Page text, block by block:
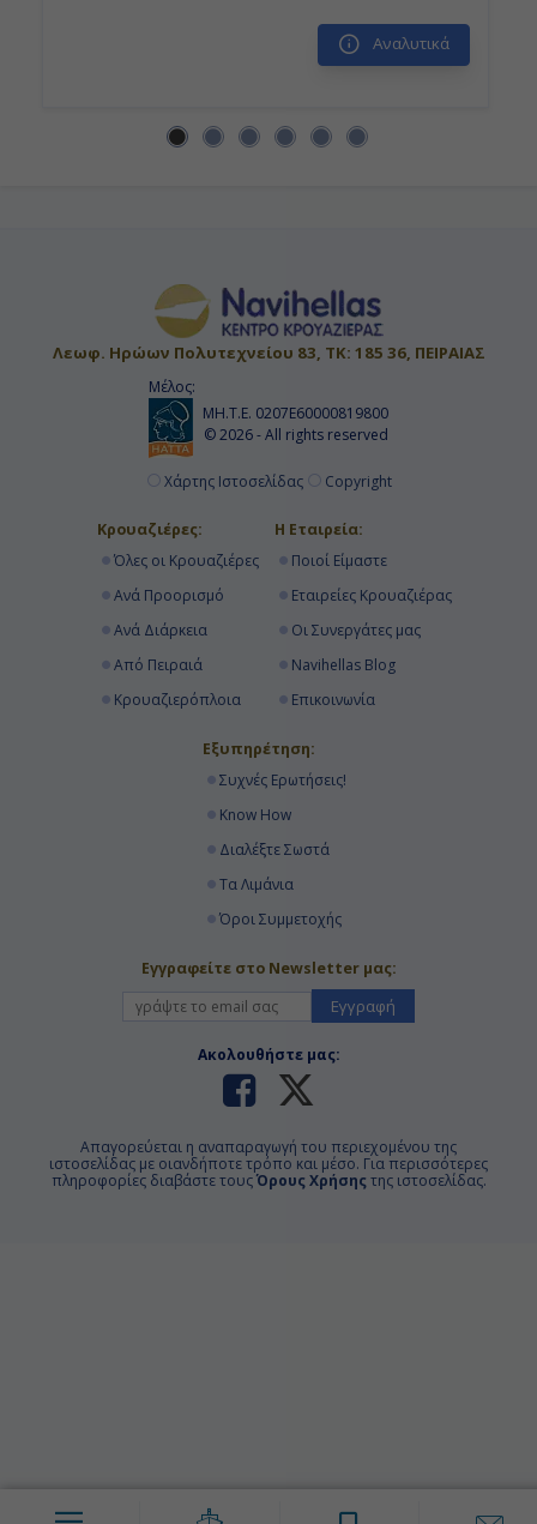
Αναλυτικά
Λεωφ. Ηρώων Πολυτεχνείου 83, ΤΚ: 185 36, ΠΕΙΡΑΙΑΣ
Μέλος:
ΜΗ.Τ.Ε. 0207Ε60000819800
© 2026 - All rights reserved
Χάρτης Ιστοσελίδας Copyright
Κρουαζιέρες:
Όλες οι Κρουαζιέρες
Ανά Προορισμό
Ανά Διάρκεια
Από Πειραιά
Κρουαζιερόπλοια
Η Εταιρεία:
Ποιοί Είμαστε
Εταιρείες Κρουαζιέρας
Οι Συνεργάτες μας
Navihellas Blog
Επικοινωνία
Εξυπηρέτηση:
Συχνές Ερωτήσεις!
Know How
Διαλέξτε Σωστά
Τα Λιμάνια
Όροι Συμμετοχής
Εγγραφείτε στο Newsletter μας:
Εγγραφή
Ακολουθήστε μας:
Απαγορεύεται η αναπαραγωγή του περιεχομένου της
ιστοσελίδας με οιανδήποτε τρόπο και μέσο. Για περισσότερες
πληροφορίες διαβάστε τουςΌρους Χρήσης της ιστοσελίδας.